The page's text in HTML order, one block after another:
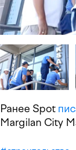
Ранее Spot
Margilan City